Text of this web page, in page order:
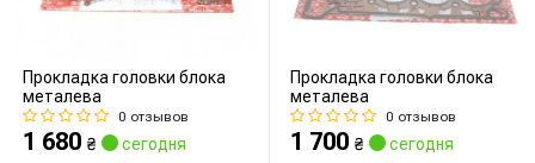
Прокладка головки блока
металева
0 отзывов
1 680 ₴ сегодня
Прокладка головки блока
металева
0 отзывов
1 700 ₴ сегодня